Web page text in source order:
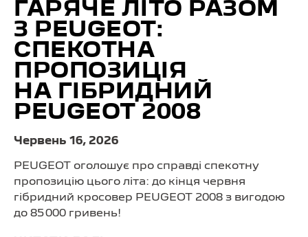
ГАРЯЧЕ ЛІТО РАЗОМ
З PEUGEOT:
СПЕКОТНА
ПРОПОЗИЦІЯ
НА ГІБРИДНИЙ
PEUGEOT 2008
Червень 16, 2026
PEUGEOT оголошує про справді спекотну
пропозицію цього літа: до кінця червня
гібридний кросовер PEUGEOT 2008 з вигодою
до 85 000 гривень!